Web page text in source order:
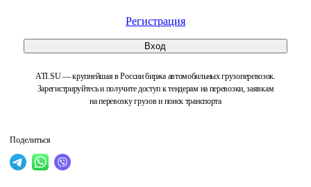
Регистрация
Вход
ATI.SU — крупнейшая в России биржа автомобильных грузоперевозок.
Зарегистрируйтесь и получите доступ к тендерам на перевозки, заявкам
на перевозку грузов и поиск транспорта
Поделиться